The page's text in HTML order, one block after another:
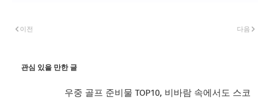
다음
이전
관심 있을 만한 글
우중 골프 준비물 TOP10, 비바람 속에서도 스코